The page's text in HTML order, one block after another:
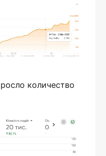
количество